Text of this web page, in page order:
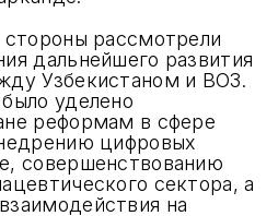
рассмотрели
дальнейшего развития
Узбекистаном и ВОЗ.
уделено
реформам в сфере
цифровых
совершенствованию
сектора, а
на